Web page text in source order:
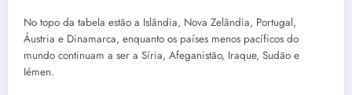
No topo da tabela estão a Islândia, Nova Zelândia, Portugal,
Áustria e Dinamarca, enquanto os países menos pacíficos do
mundo continuam a ser a Síria, Afeganistão, Iraque, Sudão e
Iémen.